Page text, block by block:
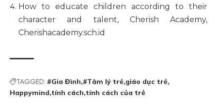
How to educate children according to their
character and talent, Cherish Academy,
Cherishacademy.sch.id
TAGGED: #Gia Đình #Tâm lý trẻ giáo dục trẻ
Happymind tính cách tính cách của trẻ